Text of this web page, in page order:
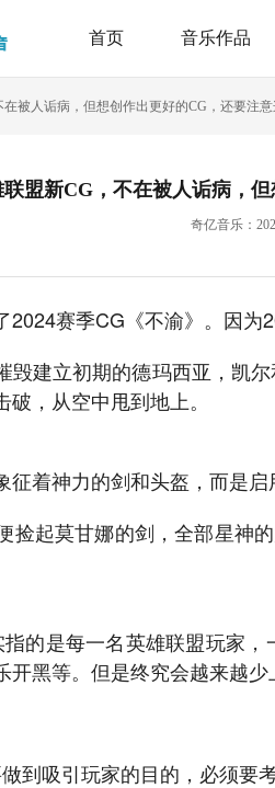
首页 音乐作品
在被人诟病，但想创作出更好的CG，还要注
联盟新CG，不在被人诟病，
奇亿音乐：
赛季CG《不渝》。因为
毁建立初期的德玛西亚，凯
，从空中甩到地上。
着神力的剑和头盔，而是启
捡起莫甘娜的剑，全部星神
的是每一名英雄联盟玩家
黑等。但是终究会越来越
到吸引玩家的目的，必须要